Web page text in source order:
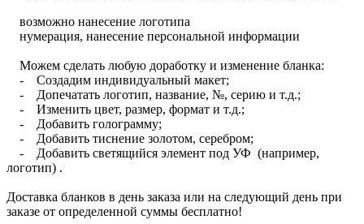
возможно нанесение логотипа
нумерация, нанесение персональной информации
Можем сделать любую доработку и изменение бланка:
- Создадим индивидуальный макет;
- Допечатать логотип, название, №, серию и т.д.;
- Изменить цвет, размер, формат и т.д.;
- Добавить голограмму;
- Добавить тиснение золотом, серебром;
- Добавить светящийся элемент под УФ (например,
логотип) .
Доставка бланков в день заказа или на следующий день при
заказе от определенной суммы бесплатно!